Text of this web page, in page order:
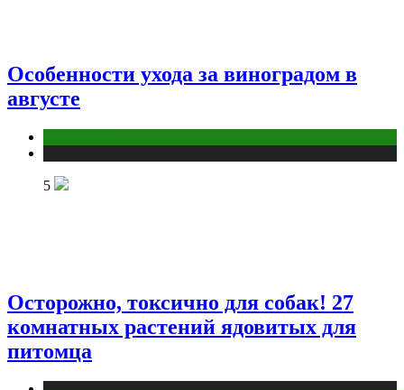
Особенности ухода за виноградом в
августе
5
Осторожно, токсично для собак! 27
комнатных растений ядовитых для
питомца